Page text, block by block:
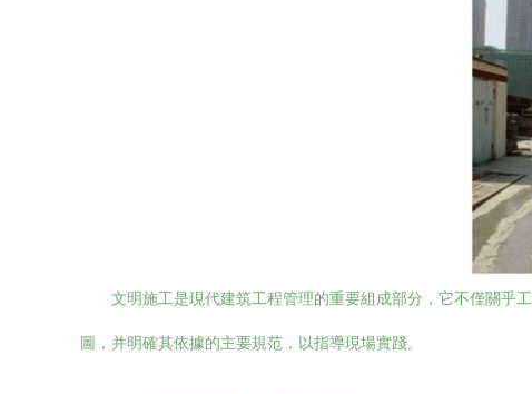
文明施工是現代建筑工程管理的重要組成部分，它不僅關乎
圖，并明確其依據的主要規范，以指導現場實踐。